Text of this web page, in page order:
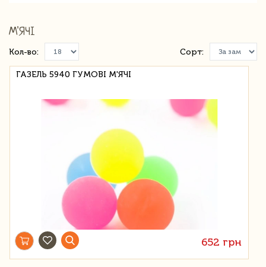
М'ЯЧІ
Кол-во: Сорт:
ГАЗЕЛЬ 5940 ГУМОВІ М'ЯЧІ
652 грн